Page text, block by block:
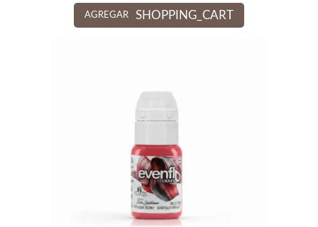
AGREGAR SHOPPING_CART